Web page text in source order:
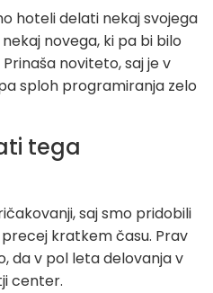
hoteli delati nekaj svojega
novega, ki pa bi bilo
noviteto, saj je v
sploh programiranja zelo
tega
saj smo pridobili
kratkem času. Prav
da v pol leta delovanja v
center.